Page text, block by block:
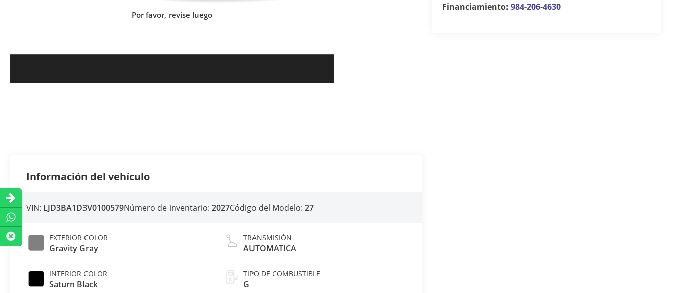
Por favor, revise luego
Financiamiento:984-206-4630
Información del vehículo
VIN: LJD3BA1D3V0100579Número de inventario:2027Código del Modelo:27
EXTERIOR COLOR
Gravity Gray
INTERIOR COLOR
Saturn Black
TRANSMISIÓN
AUTOMATICA
TIPO DE COMBUSTIBLE
G